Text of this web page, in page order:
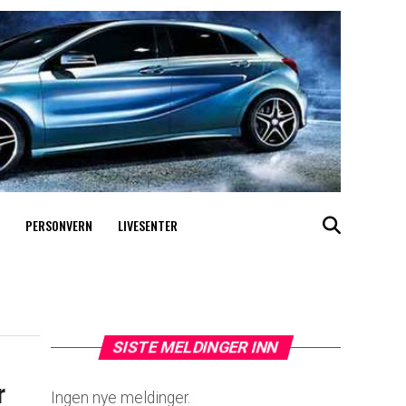
PERSONVERN LIVESENTER
SISTE MELDINGER INN
Ingen nye meldinger.